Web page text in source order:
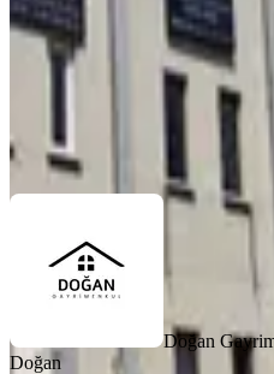
9.950 ₺
Hamit Sadi
Ara
Doğan
Doğan